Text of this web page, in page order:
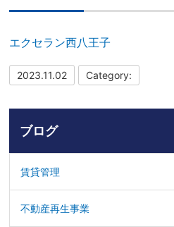
エクセラン西八王子
2023.11.02 Category:
ブログ
賃貸管理
不動産再生事業